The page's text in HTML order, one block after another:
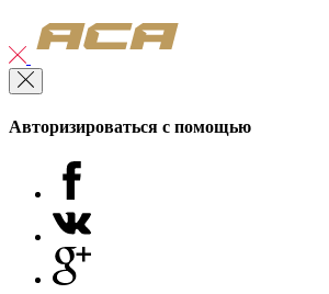
Авторизироваться с помощью